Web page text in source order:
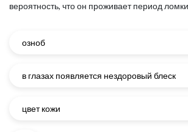
вероятность, что он проживает период
озноб
в глазах появляется нездоровый блеск
цвет кожи